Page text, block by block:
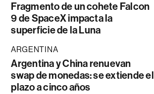
Fragmento de un cohete Falcon
9 de SpaceX impacta la
superficie de la Luna
ARGENTINA
Argentina y China renuevan
swap de monedas: se extiende el
plazo a cinco años